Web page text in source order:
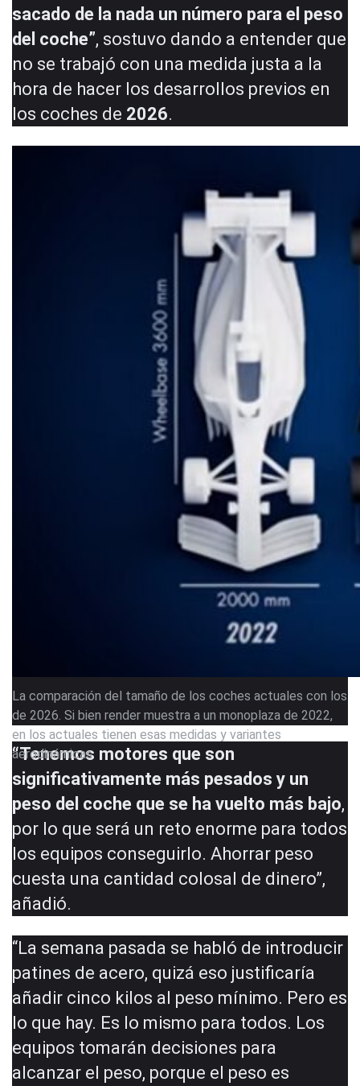
sacado de la nada un número para el peso
del coche”, sostuvo dando a entender que
no se trabajó con una medida justa a la
hora de hacer los desarrollos previos en
los coches de 2026.
La comparación del tamaño de los coches actuales con los
de 2026. Si bien render muestra a un monoplaza de 2022,
en los actuales tienen esas medidas y variantes
aerodinámicas
“Tenemos motores que son
significativamente más pesados y un
peso del coche que se ha vuelto más bajo,
por lo que será un reto enorme para todos
los equipos conseguirlo. Ahorrar peso
cuesta una cantidad colosal de dinero”,
añadió.
“La semana pasada se habló de introducir
patines de acero, quizá eso justificaría
añadir cinco kilos al peso mínimo. Pero es
lo que hay. Es lo mismo para todos. Los
equipos tomarán decisiones para
alcanzar el peso, porque el peso es